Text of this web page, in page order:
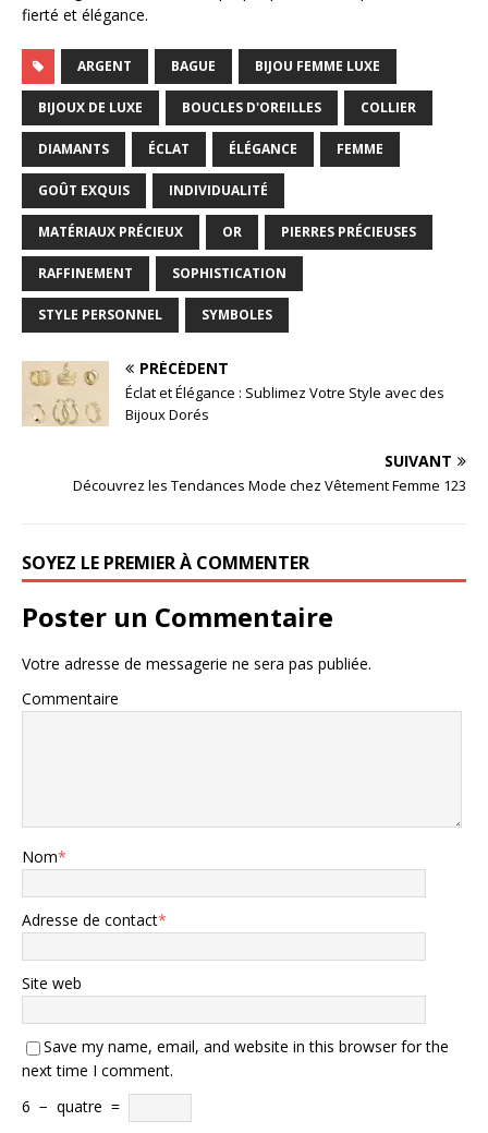
fierté et élégance.
ARGENT BAGUE BIJOU FEMME LUXE
BIJOUX DE LUXE BOUCLES D'OREILLES COLLIER
DIAMANTS ÉCLAT ÉLÉGANCE FEMME
GOÛT EXQUIS INDIVIDUALITÉ
MATÉRIAUX PRÉCIEUX OR PIERRES PRÉCIEUSES
RAFFINEMENT SOPHISTICATION
STYLE PERSONNEL SYMBOLES
PRÉCÉDENT
Éclat et Élégance : Sublimez Votre Style avec des
Bijoux Dorés
SUIVANT
Découvrez les Tendances Mode chez Vêtement Femme 123
SOYEZ LE PREMIER À COMMENTER
Poster un Commentaire
Votre adresse de messagerie ne sera pas publiée.
Commentaire
Nom*
Adresse de contact*
Site web
Save my name, email, and website in this browser for the
next time I comment.
6 − quatre =